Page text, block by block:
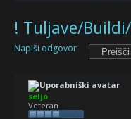
! Tuljave/
Napiši odgovor
seljo
Veteran